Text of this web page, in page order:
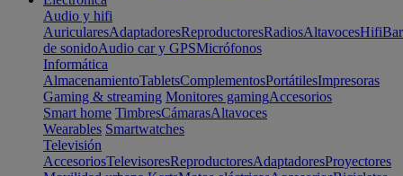
Audio y hifi
AuricularesAdaptadoresReproductoresRadiosAltavocesHifi
de sonidoAudio car y GPSMicrófonos
Informática
AlmacenamientoTabletsComplementosPortátilesImpresoras
Gaming & streaming Monitores gamingAccesorios
Smart home TimbresCámarasAltavoces
Wearables Smartwatches
Televisión
AccesoriosTelevisoresReproductoresAdaptadoresProyectores